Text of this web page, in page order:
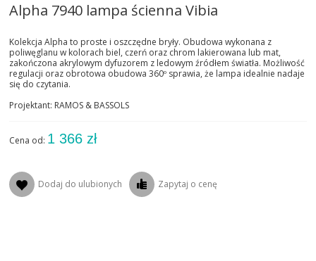
Alpha 7940 lampa ścienna Vibia
Kolekcja Alpha to proste i oszczędne bryły. Obudowa wykonana z
poliwęglanu w kolorach biel, czerń oraz chrom lakierowana lub mat,
zakończona akrylowym dyfuzorem z ledowym źródłem światła. Możliwość
regulacji oraz obrotowa obudowa 360º sprawia, że lampa idealnie nadaje
się do czytania.
Projektant: RAMOS & BASSOLS
Cena od: 1 366 zł
Dodaj do ulubionych Zapytaj o cenę